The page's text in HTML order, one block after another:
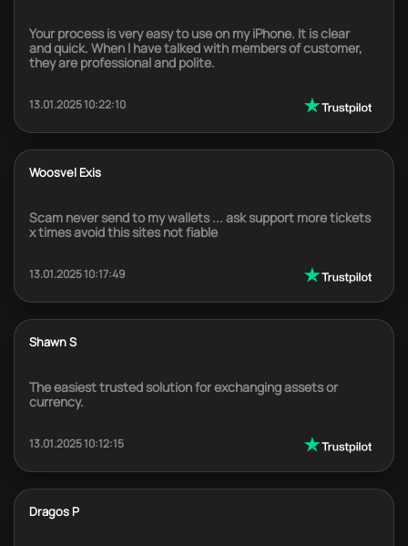
Your process is very easy to use on my iPhone. It is clear
and quick. When I have talked with members of customer,
they are professional and polite.
13.01.2025 10:22:10
Woosvel Exis
Scam never send to my wallets ... ask support more tickets
x times avoid this sites not fiable
13.01.2025 10:17:49
Shawn S
The easiest trusted solution for exchanging assets or
currency.
13.01.2025 10:12:15
Dragos P